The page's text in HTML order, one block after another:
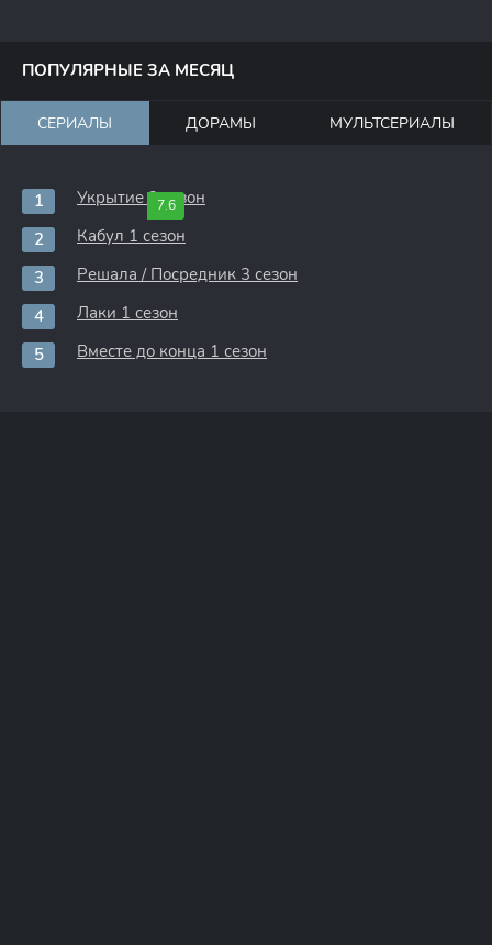
ПОПУЛЯРНЫЕ ЗА МЕСЯЦ
СЕРИАЛЫ ДОРАМЫ МУЛЬТСЕРИАЛЫ
7.6
Укрытие 3 сезон
Кабул 1 сезон
Решала / Посредник 3 сезон
Лаки 1 сезон
Вместе до конца 1 сезон